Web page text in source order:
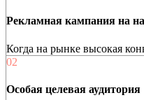
Рекламная кампания на
Когда на рынке высокая
02
Особая целевая аудитория